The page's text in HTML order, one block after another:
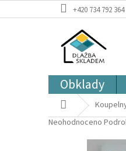
na
+420 734 792 364
Obklady
Domů
Průměrné
Neohodnoceno